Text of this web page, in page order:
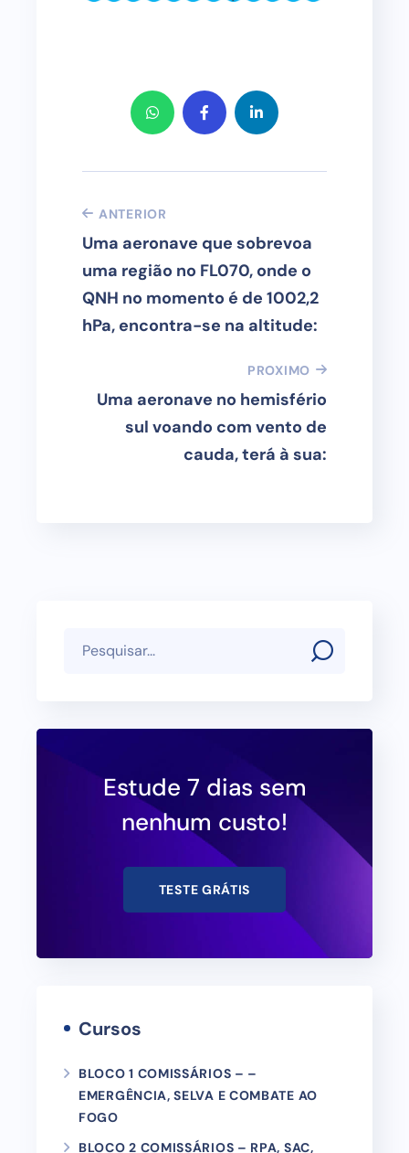
ANTERIOR
Uma aeronave que sobrevoa
uma região no FL070, onde o
QNH no momento é de 1002,2
hPa, encontra-se na altitude:
PROXIMO
Uma aeronave no hemisfério
sul voando com vento de
cauda, terá à sua:
Estude 7 dias sem
nenhum custo!
TESTE GRÁTIS
Cursos
BLOCO 1 COMISSÁRIOS – –
EMERGÊNCIA, SELVA E COMBATE AO
FOGO
BLOCO 2 COMISSÁRIOS – RPA, SAC,